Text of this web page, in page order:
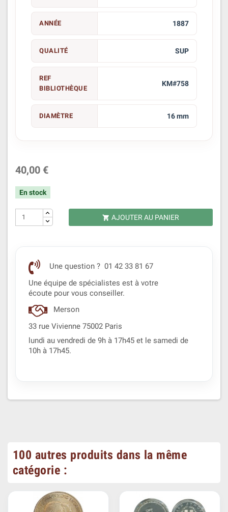
ANNÉE 1887
QUALITÉ SUP
REF
BIBLIOTHÈQUE
KM#758
DIAMÈTRE 16 mm
40,00 €
En stock
 AJOUTER AU PANIER
Une question ? 01 42 33 81 67
Une équipe de spécialistes est à votre
écoute pour vous conseiller.
Merson
33 rue Vivienne 75002 Paris
lundi au vendredi de 9h à 17h45 et le samedi de
10h à 17h45.
100 autres produits dans la même
catégorie :